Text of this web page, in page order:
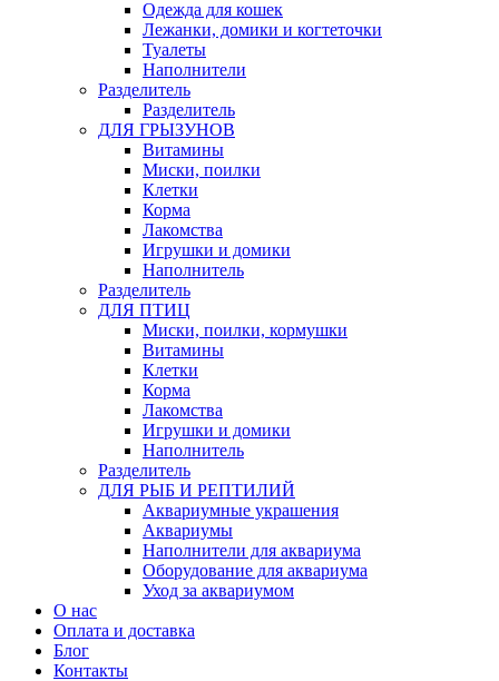
Одежда для кошек
Лежанки, домики и когтеточки
Туалеты
Наполнители
Pазделитель
Разделитель
ДЛЯ ГРЫЗУНОВ
Витамины
Миски, поилки
Клетки
Корма
Лакомства
Игрушки и домики
Наполнитель
Разделитель
ДЛЯ ПТИЦ
Миски, поилки, кормушки
Витамины
Клетки
Корма
Лакомства
Игрушки и домики
Наполнитель
Разделитель
ДЛЯ РЫБ И РЕПТИЛИЙ
Аквариумные украшения
Аквариумы
Наполнители для аквариума
Оборудование для аквариума
Уход за аквариумом
О нас
Оплата и доставка
Блог
Контакты